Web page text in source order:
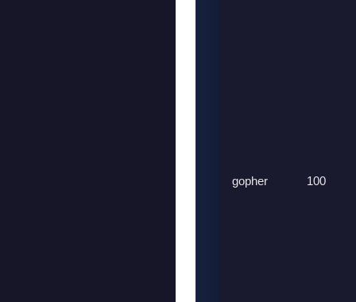
gopher 100